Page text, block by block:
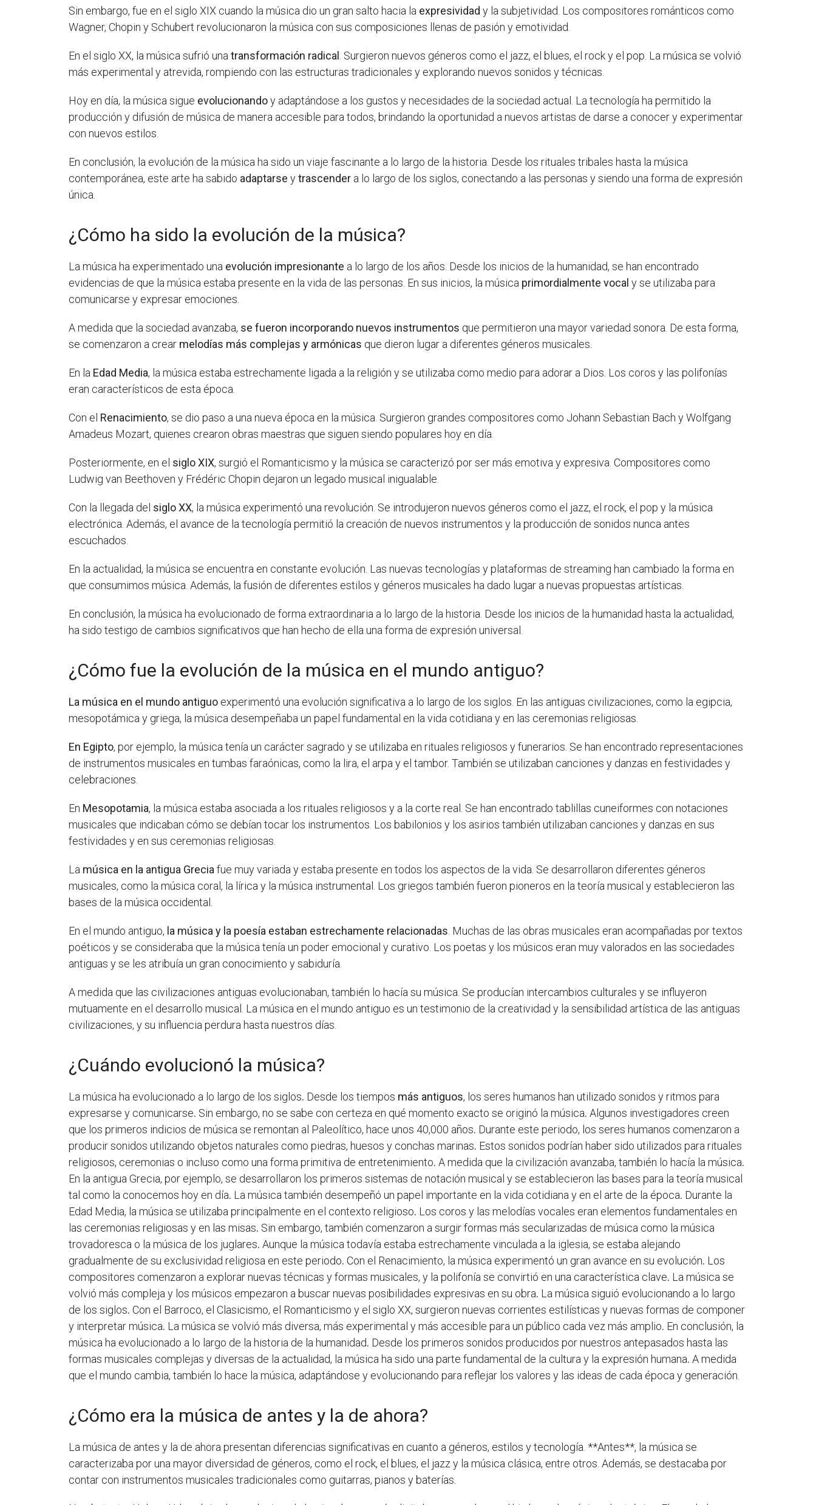
Sin embargo, fue en el siglo XIX cuando la música dio un gran salto hacia la expresividad y la subjetividad. Los compositores románticos como
Wagner, Chopin y Schubert revolucionaron la música con sus composiciones llenas de pasión y emotividad.
En el siglo XX, la música sufrió unatransformación radical . Surgieron nuevos géneros como el jazz, el blues, el rock y el pop. La música se volvió
más experimental y atrevida, rompiendo con las estructuras tradicionales y explorando nuevos sonidos y técnicas.
Hoy en día, la música sigue evolucionandoy adaptándose a los gustos y necesidades de la sociedad actual. La tecnología ha permitido la
producción y difusión de música de manera accesible para todos, brindando la oportunidad a nuevos artistas de darse a conocer y experimentar
con nuevos estilos.
En conclusión, la evolución de la música ha sido un viaje fascinante a lo largo de la historia. Desde los rituales tribales hasta la música
contemporánea, este arte ha sabido adaptarse ytrascender a lo largo de los siglos, conectando a las personas y siendo una forma de expresión
única.
¿Cómo ha sido la evolución de la música?
La música ha experimentado una evolución impresionante a lo largo de los años. Desde los inicios de la humanidad, se han encontrado
evidencias de que la música estaba presente en la vida de las personas. En sus inicios, la música primordialmente vocal y se utilizaba para
comunicarse y expresar emociones.
A medida que la sociedad avanzaba, se fueron incorporando nuevos instrumentos que permitieron una mayor variedad sonora. De esta forma,
se comenzaron a crear melodías más complejas y armónicas que dieron lugar a diferentes géneros musicales.
En la Edad Media, la música estaba estrechamente ligada a la religión y se utilizaba como medio para adorar a Dios. Los coros y las polifonías
eran característicos de esta época.
Con el Renacimiento, se dio paso a una nueva época en la música. Surgieron grandes compositores como Johann Sebastian Bach y Wolfgang
Amadeus Mozart, quienes crearon obras maestras que siguen siendo populares hoy en día.
Posteriormente, en el siglo XIX, surgió el Romanticismo y la música se caracterizó por ser más emotiva y expresiva. Compositores como
Ludwig van Beethoven y Frédéric Chopin dejaron un legado musical inigualable.
Con la llegada del siglo XX, la música experimentó una revolución. Se introdujeron nuevos géneros como el jazz, el rock, el pop y la música
electrónica. Además, el avance de la tecnología permitió la creación de nuevos instrumentos y la producción de sonidos nunca antes
escuchados.
En la actualidad, la música se encuentra en constante evolución. Las nuevas tecnologías y plataformas de streaming han cambiado la forma en
que consumimos música. Además, la fusión de diferentes estilos y géneros musicales ha dado lugar a nuevas propuestas artísticas.
En conclusión, la música ha evolucionado de forma extraordinaria a lo largo de la historia. Desde los inicios de la humanidad hasta la actualidad,
ha sido testigo de cambios significativos que han hecho de ella una forma de expresión universal.
¿Cómo fue la evolución de la música en el mundo antiguo?
La música en el mundo antiguo experimentó una evolución significativa a lo largo de los siglos. En las antiguas civilizaciones, como la egipcia,
mesopotámica y griega, la música desempeñaba un papel fundamental en la vida cotidiana y en las ceremonias religiosas.
En Egipto, por ejemplo, la música tenía un carácter sagrado y se utilizaba en rituales religiosos y funerarios. Se han encontrado representaciones
de instrumentos musicales en tumbas faraónicas, como la lira, el arpa y el tambor. También se utilizaban canciones y danzas en festividades y
celebraciones.
En Mesopotamia, la música estaba asociada a los rituales religiosos y a la corte real. Se han encontrado tablillas cuneiformes con notaciones
musicales que indicaban cómo se debían tocar los instrumentos. Los babilonios y los asirios también utilizaban canciones y danzas en sus
festividades y en sus ceremonias religiosas.
La música en la antigua Greciafue muy variada y estaba presente en todos los aspectos de la vida. Se desarrollaron diferentes géneros
musicales, como la música coral, la lírica y la música instrumental. Los griegos también fueron pioneros en la teoría musical y establecieron las
bases de la música occidental.
En el mundo antiguo, la música y la poesía estaban estrechamente relacionadas. Muchas de las obras musicales eran acompañadas por textos
poéticos y se consideraba que la música tenía un poder emocional y curativo. Los poetas y los músicos eran muy valorados en las sociedades
antiguas y se les atribuía un gran conocimiento y sabiduría.
A medida que las civilizaciones antiguas evolucionaban, también lo hacía su música. Se producían intercambios culturales y se influyeron
mutuamente en el desarrollo musical. La música en el mundo antiguo es un testimonio de la creatividad y la sensibilidad artística de las antiguas
civilizaciones, y su influencia perdura hasta nuestros días.
¿Cuándo evolucionó la música?
La música ha evolucionado a lo largo de los siglos. Desde los tiempos más antiguos, los seres humanos han utilizado sonidos y ritmos para
expresarse y comunicarse. Sin embargo, no se sabe con certeza en qué momento exacto se originó la música. Algunos investigadores creen
que los primeros indicios de música se remontan al Paleolítico, hace unos 40,000 años. Durante este periodo, los seres humanos comenzaron a
producir sonidos utilizando objetos naturales como piedras, huesos y conchas marinas. Estos sonidos podrían haber sido utilizados para rituales
religiosos, ceremonias o incluso como una forma primitiva de entretenimiento. A medida que la civilización avanzaba, también lo hacía la música.
En la antigua Grecia, por ejemplo, se desarrollaron los primeros sistemas de notación musical y se establecieron las bases para la teoría musical
tal como la conocemos hoy en día. La música también desempeñó un papel importante en la vida cotidiana y en el arte de la época. Durante la
Edad Media, la música se utilizaba principalmente en el contexto religioso. Los coros y las melodías vocales eran elementos fundamentales en
las ceremonias religiosas y en las misas. Sin embargo, también comenzaron a surgir formas más secularizadas de música como la música
trovadoresca o la música de los juglares. Aunque la música todavía estaba estrechamente vinculada a la iglesia, se estaba alejando
gradualmente de su exclusividad religiosa en este periodo. Con el Renacimiento, la música experimentó un gran avance en su evolución. Los
compositores comenzaron a explorar nuevas técnicas y formas musicales, y la polifonía se convirtió en una característica clave. La música se
volvió más compleja y los músicos empezaron a buscar nuevas posibilidades expresivas en su obra. La música siguió evolucionando a lo largo
de los siglos. Con el Barroco, el Clasicismo, el Romanticismo y el siglo XX, surgieron nuevas corrientes estilísticas y nuevas formas de componer
y interpretar música. La música se volvió más diversa, más experimental y más accesible para un público cada vez más amplio. En conclusión, la
música ha evolucionado a lo largo de la historia de la humanidad. Desde los primeros sonidos producidos por nuestros antepasados hasta las
formas musicales complejas y diversas de la actualidad, la música ha sido una parte fundamental de la cultura y la expresión humana. A medida
que el mundo cambia, también lo hace la música, adaptándose y evolucionando para reflejar los valores y las ideas de cada época y generación.
¿Cómo era la música de antes y la de ahora?
La música de antes y la de ahora presentan diferencias significativas en cuanto a géneros, estilos y tecnología. **Antes**, la música se
caracterizaba por una mayor diversidad de géneros, como el rock, el blues, el jazz y la música clásica, entre otros. Además, se destacaba por
contar con instrumentos musicales tradicionales como guitarras, pianos y baterías.